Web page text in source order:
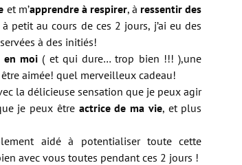
et m’apprendre à respirer, à ressentir des
petit au cours de ces 2 jours, j’ai eu des
à des initiés!
en moi ( et qui dure… trop bien !!! ),une
aimée! quel merveilleux cadeau!
la délicieuse sensation que je peux agir
je peux être actrice de ma vie, et plus
aidé à potentialiser toute cette
avec vous toutes pendant ces 2 jours !